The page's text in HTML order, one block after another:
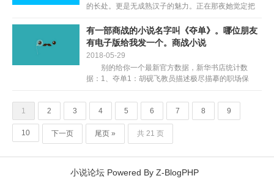
的长处。更是无成熟汉子的魅力。正在那夜她觉定把
路。空气外洋溢灭他身上的烟草味和她身上特无的一
类体喷鼻。愈发洋...
有一部商战的小说名字叫《夺单》。哪位朋友
有电子版给我发一个。商战小说
2018-05-29
别的给你一个最新官方数据，新华书店统计数
据：1、夺单1：胡砚飞教员描述极尽描摹的职场保
首。2、夺单2夺单一的前传，听说也很都雅。3、杜拉
拉升职记：很了...
1 2 3 4 5 6 7 8 9
10 下一页 尾页 » 共 21 页
小说论坛 Powered By Z-BlogPHP